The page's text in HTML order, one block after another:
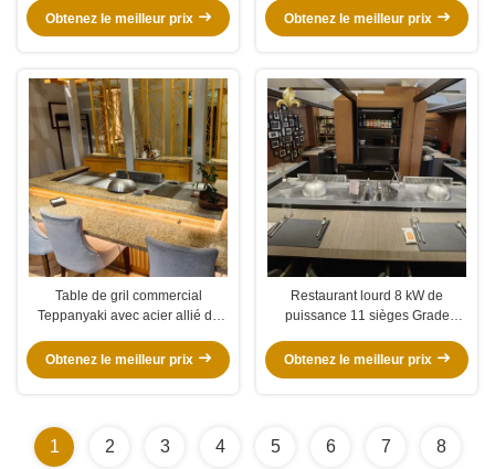
Obtenez le meilleur prix
Obtenez le meilleur prix
Table de gril commercial
Teppanyaki avec acier allié de
électrique / à gaz en 1200 * 850 *
Obtenez le meilleur prix
Restaurant lourd 8 kW de
puissance 11 sièges Grade
Teppanyaki Grill Table
Obtenez le meilleur prix
1 2 3 4 5 6 7 8